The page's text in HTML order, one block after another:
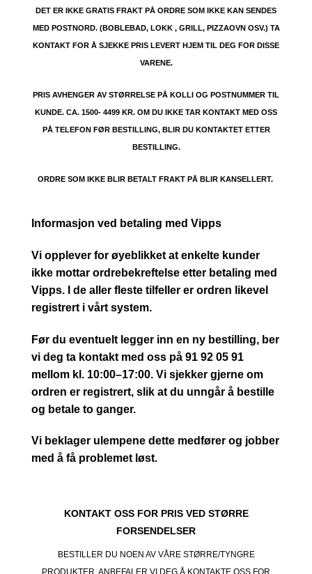
DET ER IKKE GRATIS FRAKT PÅ ORDRE SOM IKKE KAN SENDES
MED POSTNORD. (BOBLEBAD, LOKK , GRILL, PIZZAOVN OSV.) TA
KONTAKT FOR Å SJEKKE PRIS LEVERT HJEM TIL DEG FOR DISSE
VARENE.
PRIS AVHENGER AV STØRRELSE PÅ KOLLI OG POSTNUMMER TIL
KUNDE. CA. 1500- 4499 KR. OM DU IKKE TAR KONTAKT MED OSS
PÅ TELEFON FØR BESTILLING, BLIR DU KONTAKTET ETTER
BESTILLING.
ORDRE SOM IKKE BLIR BETALT FRAKT PÅ BLIR KANSELLERT.
Informasjon ved betaling med Vipps
Vi opplever for øyeblikket at enkelte kunder
ikke mottar ordrebekreftelse etter betaling med
Vipps. I de aller fleste tilfeller er ordren likevel
registrert i vårt system.
Før du eventuelt legger inn en ny bestilling, ber
vi deg ta kontakt med oss på 91 92 05 91
mellom kl. 10:00–17:00. Vi sjekker gjerne om
ordren er registrert, slik at du unngår å bestille
og betale to ganger.
Vi beklager ulempene dette medfører og jobber
med å få problemet løst.
KONTAKT OSS FOR PRIS VED STØRRE
FORSENDELSER
BESTILLER DU NOEN AV VÅRE STØRRE/TYNGRE